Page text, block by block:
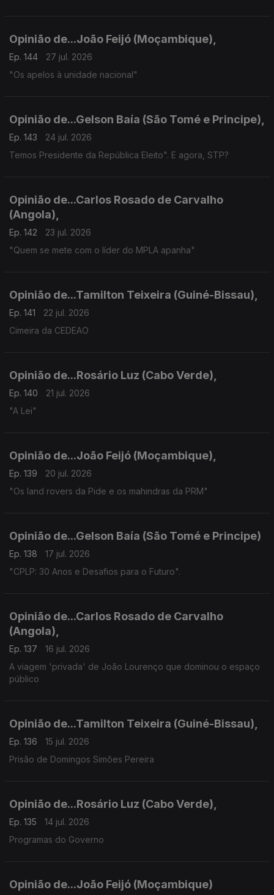
Opinião de...João Feijó (Moçambique),
Ep. 144
27 jul. 2026
"Os apelos à unidade nacional"
Opinião de...Gelson Baía (São Tomé e Principe),
Ep. 143
24 jul. 2026
Temos Presidente da República Eleito". E agora, STP?
Opinião de...Carlos Rosado de Carvalho
(Angola),
Ep. 142
23 jul. 2026
"Quem se mete com o líder do MPLA apanha"
Opinião de...Tamilton Teixeira (Guiné-Bissau),
Ep. 141
22 jul. 2026
Cimeira da CEDEAO
Opinião de...Rosário Luz (Cabo Verde),
Ep. 140
21 jul. 2026
"A Lei"
Opinião de...João Feijó (Moçambique),
Ep. 139
20 jul. 2026
"Os land rovers da Pide e os mahindras da PRM"
Opinião de...Gelson Baía (São Tomé e Principe)
Ep. 138
17 jul. 2026
"CPLP: 30 Anos e Desafios para o Futuro".
Opinião de...Carlos Rosado de Carvalho
(Angola),
Ep. 137
16 jul. 2026
A viagem 'privada' de João Lourenço que dominou o espaço
público
Opinião de...Tamilton Teixeira (Guiné-Bissau),
Ep. 136
15 jul. 2026
Prisão de Domingos Simões Pereira
Opinião de...Rosário Luz (Cabo Verde),
Ep. 135
14 jul. 2026
Programas do Governo
Opinião de...João Feijó (Moçambique)